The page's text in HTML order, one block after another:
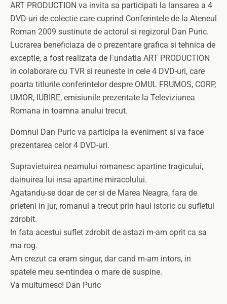
ART PRODUCTION va invita sa participati la lansarea a 4
DVD-uri de colectie care cuprind Conferintele de la Ateneul
Roman 2009 sustinute de actorul si regizorul Dan Puric.
Lucrarea beneficiaza de o prezentare grafica si tehnica de
exceptie, a fost realizata de Fundatia ART PRODUCTION
in colaborare cu TVR si reuneste in cele 4 DVD-uri, care
poarta titlurile conferintelor despre OMUL FRUMOS, CORP,
UMOR, IUBIRE, emisiunile prezentate la Televiziunea
Romana in toamna anului trecut.
Domnul Dan Puric va participa la eveniment si va face
prezentarea celor 4 DVD-uri.
Supravietuirea neamului romanesc apartine tragicului,
dainuirea lui insa apartine miracolului.
Agatandu-se doar de cer si de Marea Neagra, fara de
prieteni in jur, romanul a trecut prin haul istoric cu sufletul
zdrobit.
In fata acestui suflet zdrobit de astazi m-am oprit ca sa
ma rog.
Am crezut ca eram singur, dar cand m-am intors, in
spatele meu se-ntindea o mare de suspine.
Va multumesc! Dan Puric